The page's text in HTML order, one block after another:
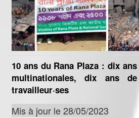
10 ans du Rana Plaza : dix
multinationales, dix ans
travailleur·ses
Mis à jour le 28/05/2023